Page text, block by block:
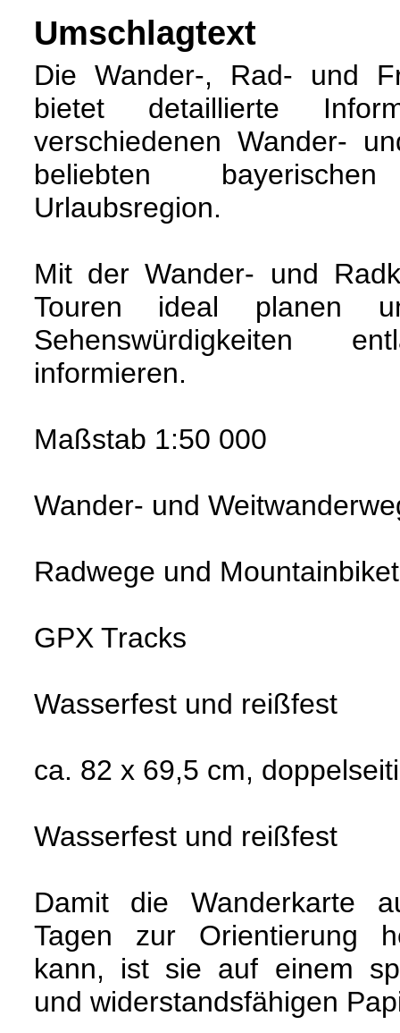
Umschlagtext
Die Wander-, Rad- und
bietet detaillierte
verschiedenen Wander-
beliebten
Urlaubsregion.
Mit der Wander- und
Touren ideal planen
Sehenswürdigkeiten
informieren.
Maßstab 1:50 000
Wander- und
Radwege und
GPX Tracks
Wasserfest und reißfest
ca. 82 x 69,5 cm,
Wasserfest und reißfest
Damit die Wanderkarte
Tagen zur Orientierung
kann, ist sie auf einem
und widerstandsfähigen